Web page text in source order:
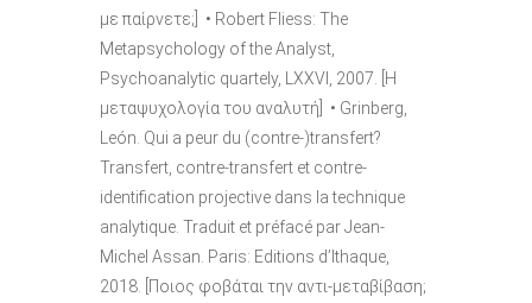
με παίρνετε;] • Robert Fliess: The
Metapsychology of the Analyst,
Psychoanalytic quartely, LXXVI, 2007. [Η
μεταψυχολογία του αναλυτή] • Grinberg,
León. Qui a peur du (contre-)transfert?
Transfert, contre-transfert et contre-
identification projective dans la technique
analytique. Traduit et préfacé par Jean-
Michel Assan. Paris: Editions d’Ithaque,
2018. [Ποιος φοβάται την αντι-μεταβίβαση;